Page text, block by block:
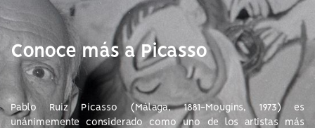
Conoce más a Picasso
Pablo Ruiz Picasso (Málaga, 1881-Mougins, 1973) es
unánimemente considerado como uno de los artistas más